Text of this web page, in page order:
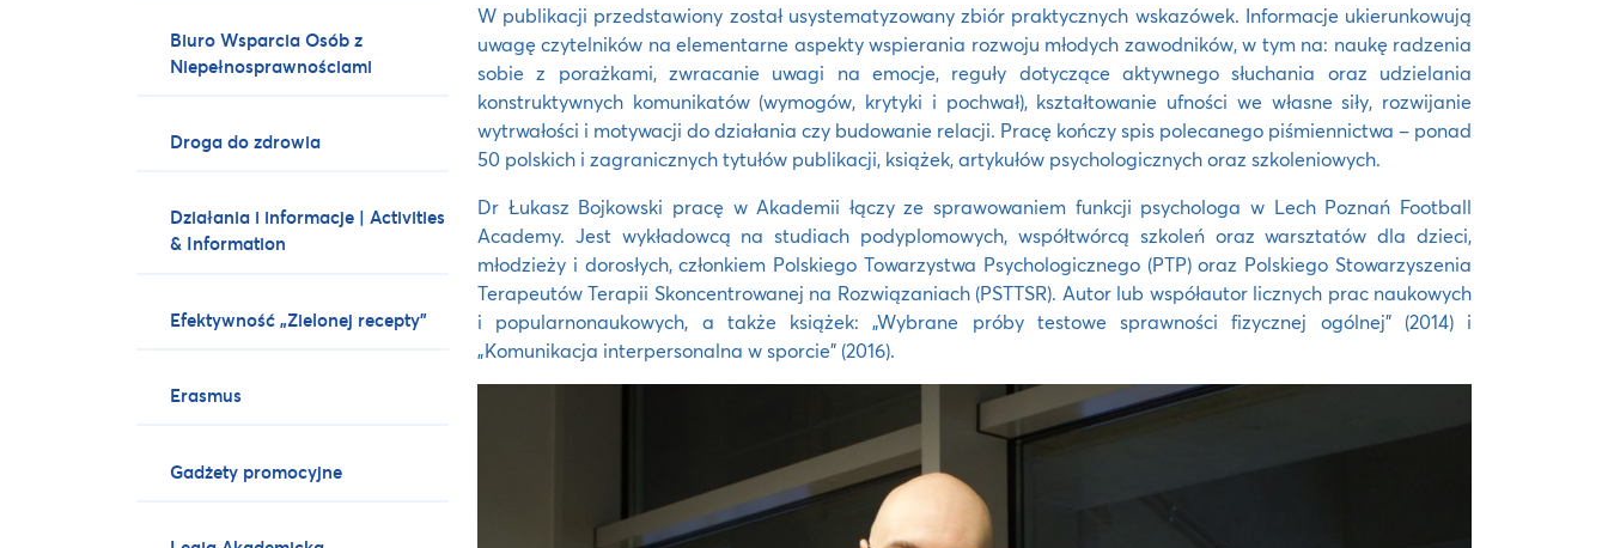
Biuro Wsparcia Osób z
Niepełnosprawnościami
Droga do zdrowia
Działania i informacje | Activities
& Information
Efektywność „Zielonej recepty”
Erasmus
Gadżety promocyjne
W publikacji przedstawiony został usystematyzowany zbiór praktycznych wskazówek. Informacje ukierunkowują
uwagę czytelników na elementarne aspekty wspierania rozwoju młodych zawodników, w tym na: naukę radzenia
sobie z porażkami, zwracanie uwagi na emocje, reguły dotyczące aktywnego słuchania oraz udzielania
konstruktywnych komunikatów (wymogów, krytyki i pochwał), kształtowanie ufności we własne siły, rozwijanie
wytrwałości i motywacji do działania czy budowanie relacji. Pracę kończy spis polecanego piśmiennictwa – ponad
50 polskich i zagranicznych tytułów publikacji, książek, artykułów psychologicznych oraz szkoleniowych.
Dr Łukasz Bojkowski pracę w Akademii łączy ze sprawowaniem funkcji psychologa w Lech Poznań Football
Academy. Jest wykładowcą na studiach podyplomowych, współtwórcą szkoleń oraz warsztatów dla dzieci,
młodzieży i dorosłych, członkiem Polskiego Towarzystwa Psychologicznego (PTP) oraz Polskiego Stowarzyszenia
Terapeutów Terapii Skoncentrowanej na Rozwiązaniach (PSTTSR). Autor lub współautor licznych prac naukowych
i popularnonaukowych, a także książek: „Wybrane próby testowe sprawności fizycznej ogólnej” (2014) i
„Komunikacja interpersonalna w sporcie” (2016).